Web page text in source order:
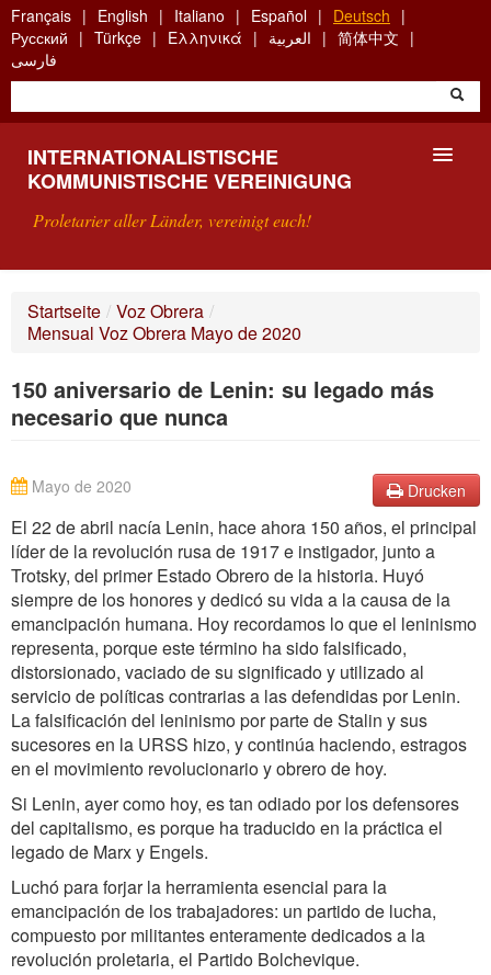
Skip
to
main
content
Français English Italiano Español
Deutsch
Русский
Türkçe Ελληνικά العربية
简体中文
فارسی
INTERNATIONALISTISCHE
KOMMUNISTISCHE VEREINIGUNG
Proletarier aller Länder, vereinigt euch!
WAS IST DIE IKV?
SUCHE
Startseite / Voz Obrera /
Mensual Voz Obrera Mayo de 2020
150 aniversario de Lenin: su legado más
necesario que nunca
Drucken
Mayo de 2020
El 22 de abril nacía Lenin, hace ahora 150 años, el principal
líder de la revolución rusa de 1917 e instigador, junto a
Trotsky, del primer Estado Obrero de la historia. Huyó
siempre de los honores y dedicó su vida a la causa de la
emancipación humana. Hoy recordamos lo que el leninismo
representa, porque este término ha sido falsificado,
distorsionado, vaciado de su significado y utilizado al
servicio de políticas contrarias a las defendidas por Lenin.
La falsificación del leninismo por parte de Stalin y sus
sucesores en la URSS hizo, y continúa haciendo, estragos
en el movimiento revolucionario y obrero de hoy.
Si Lenin, ayer como hoy, es tan odiado por los defensores
del capitalismo, es porque ha traducido en la práctica el
legado de Marx y Engels.
Luchó para forjar la herramienta esencial para la
emancipación de los trabajadores: un partido de lucha,
compuesto por militantes enteramente dedicados a la
revolución proletaria, el Partido Bolchevique.